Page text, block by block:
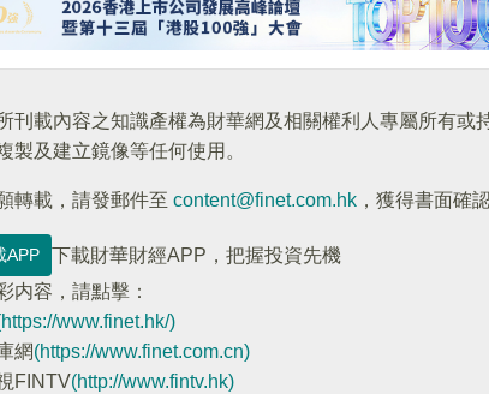
刊載內容之知識產權為財華網及相關權利人專屬所有或
製及建立鏡像等任何使用。
轉載，請發郵件至 content@finet.com.hk ，獲得書面確
APP
下載財華財經APP，把握投資先機
内容，請點擊：
www.finet.hk/)
網(https://www.finet.com.cn)
FINTV(http://www.fintv.hk)